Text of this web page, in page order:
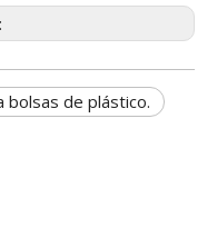
bolsas de plástico.